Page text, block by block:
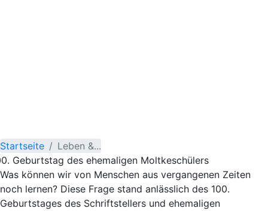
Startseite
Leben &...
Geburtstag des ehemaligen Moltkeschülers
Was können wir von Menschen aus vergangenen Zeiten
noch lernen? Diese Frage stand anlässlich des 100.
Geburtstages des Schriftstellers und ehemaligen